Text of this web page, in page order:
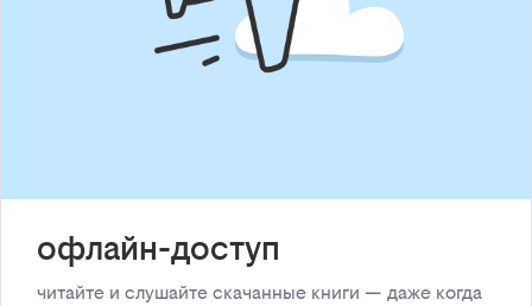
офлайн-доступ
читайте и слушайте скачанные книги — даже когда